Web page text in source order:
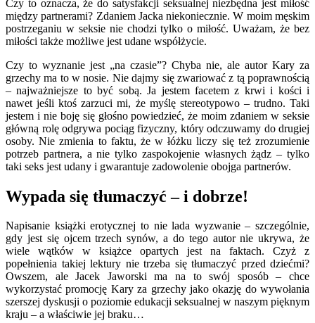
Czy to oznacza, że do satysfakcji seksualnej niezbędna jest miłość
między partnerami? Zdaniem Jacka niekoniecznie. W moim męskim
postrzeganiu w seksie nie chodzi tylko o miłość. Uważam, że bez
miłości także możliwe jest udane współżycie.
Czy to wyznanie jest „na czasie”? Chyba nie, ale autor Kary za
grzechy ma to w nosie. Nie dajmy się zwariować z tą poprawnością
– najważniejsze to być sobą. Ja jestem facetem z krwi i kości i
nawet jeśli ktoś zarzuci mi, że myślę stereotypowo – trudno. Taki
jestem i nie boję się głośno powiedzieć, że moim zdaniem w seksie
główną rolę odgrywa pociąg fizyczny, który odczuwamy do drugiej
osoby. Nie zmienia to faktu, że w łóżku liczy się też zrozumienie
potrzeb partnera, a nie tylko zaspokojenie własnych żądz – tylko
taki seks jest udany i gwarantuje zadowolenie obojga partnerów.
Wypada się tłumaczyć – i dobrze!
Napisanie książki erotycznej to nie lada wyzwanie – szczególnie,
gdy jest się ojcem trzech synów, a do tego autor nie ukrywa, że
wiele wątków w książce opartych jest na faktach. Czyż z
popełnienia takiej lektury nie trzeba się tłumaczyć przed dziećmi?
Owszem, ale Jacek Jaworski ma na to swój sposób – chce
wykorzystać promocję Kary za grzechy jako okazję do wywołania
szerszej dyskusji o poziomie edukacji seksualnej w naszym pięknym
kraju – a właściwie jej braku…